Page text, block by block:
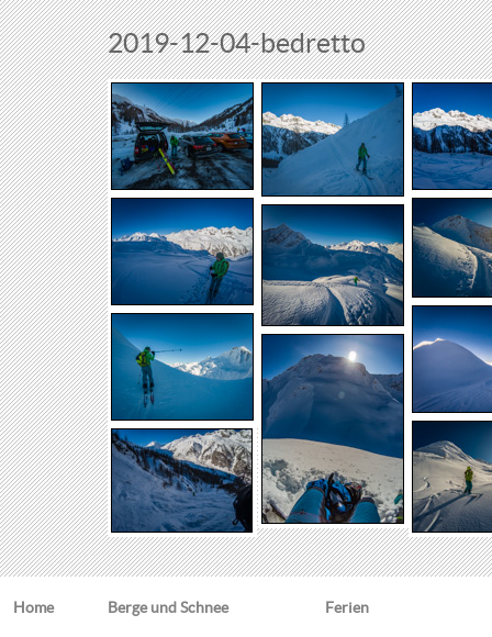
2019-12-04-bedretto
Home Berge und Schnee Ferien